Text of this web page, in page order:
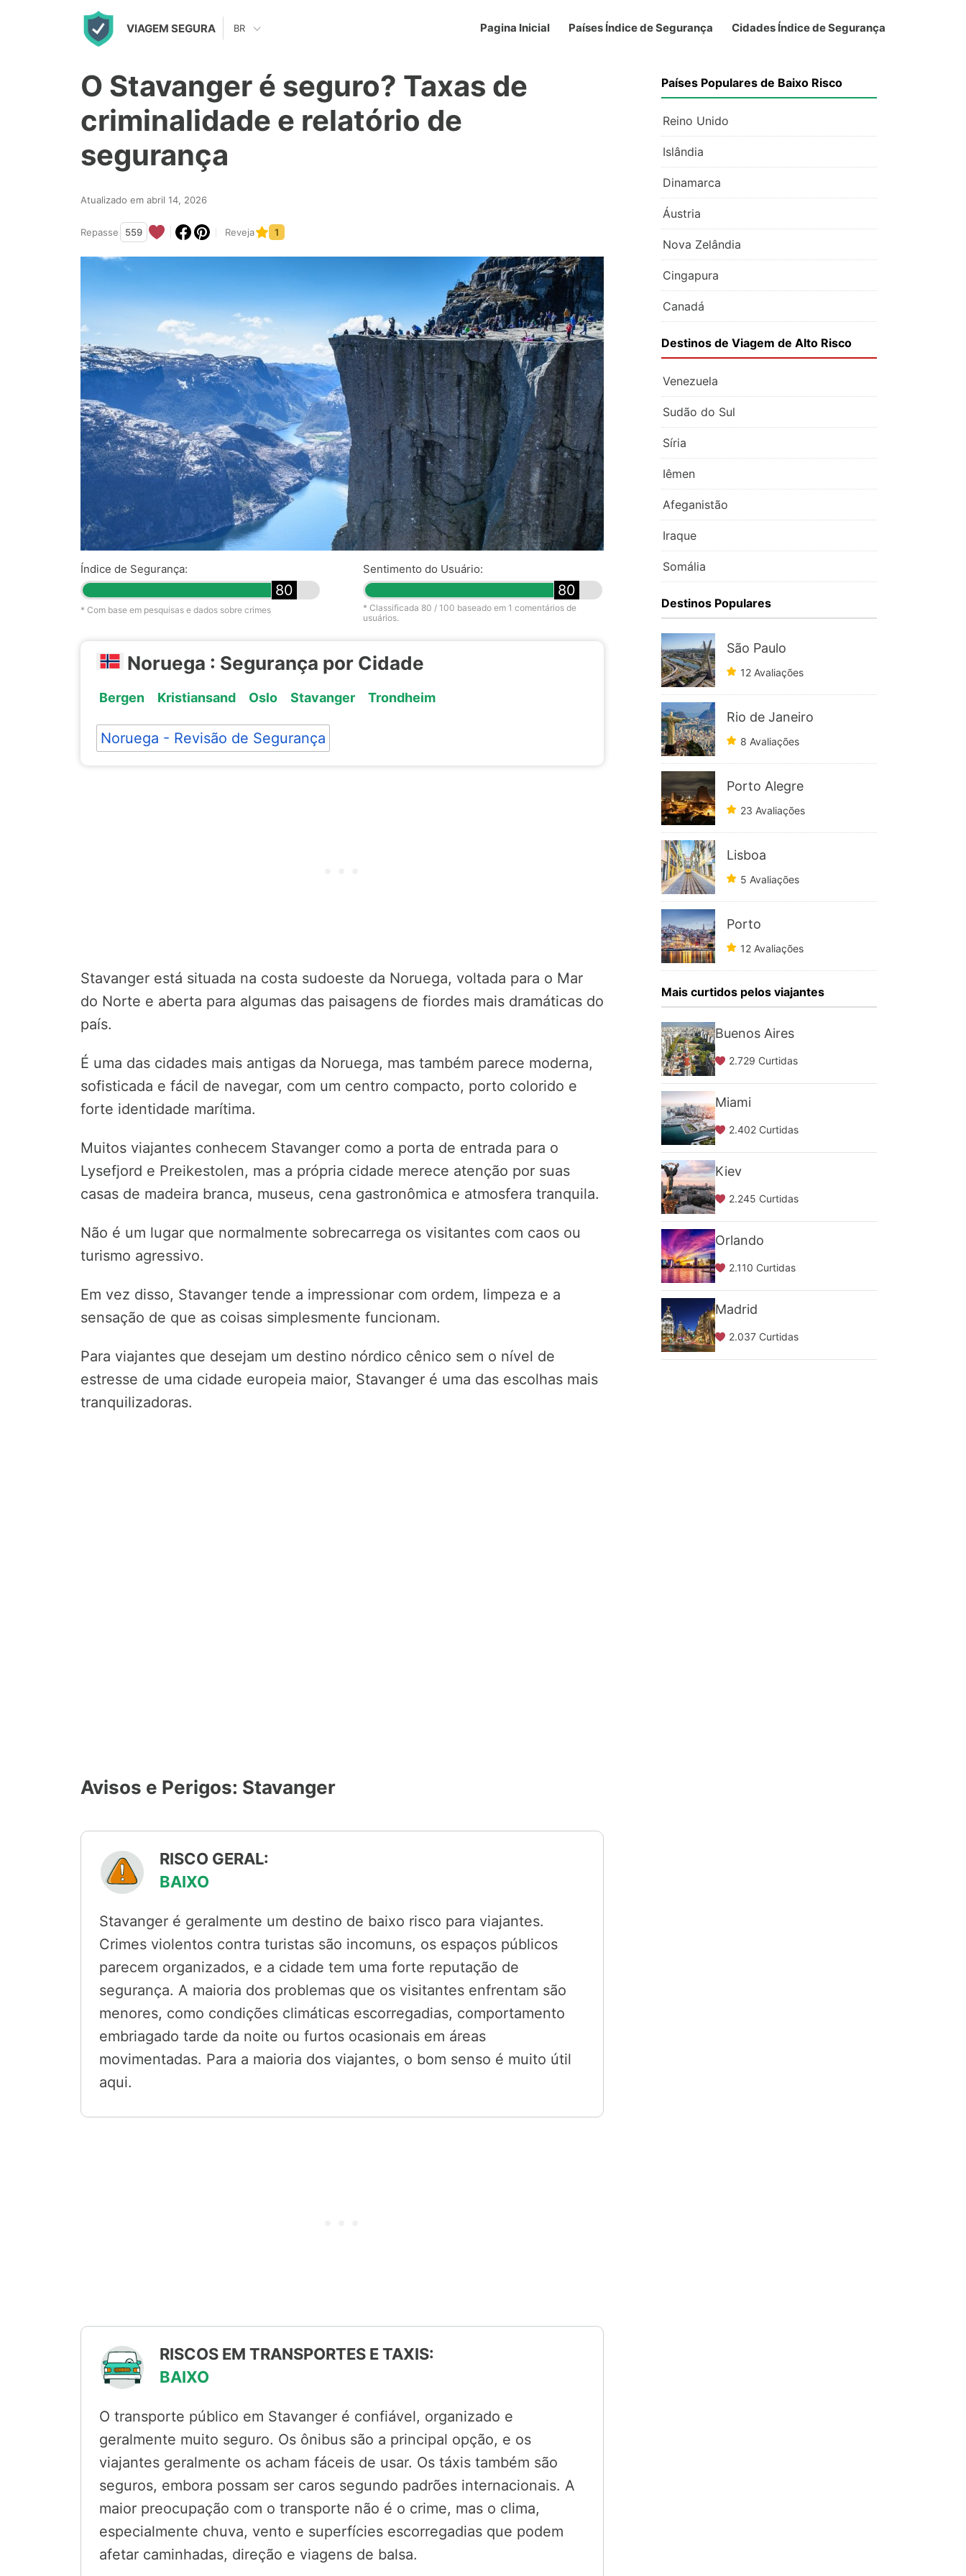
VIAGEM SEGURA Pagina Inicial Países Índice de Segurança Cidades Índice de Segurança
BR
O Stavanger é seguro? Taxas de
criminalidade e relatório de
segurança
Atualizado em abril 14, 2026
Repasse 559 Reveja 1
Índice de Segurança:
80
* Com base em pesquisas e dados sobre crimes
Sentimento do Usuário:
80
* Classificada 80 / 100 baseado em 1 comentários de
usuários.
Noruega : Segurança por Cidade
Bergen Kristiansand Oslo Stavanger Trondheim
Noruega - Revisão de Segurança
Stavanger está situada na costa sudoeste da Noruega, voltada para o Mar
do Norte e aberta para algumas das paisagens de fiordes mais dramáticas do
país.
É uma das cidades mais antigas da Noruega, mas também parece moderna,
sofisticada e fácil de navegar, com um centro compacto, porto colorido e
forte identidade marítima.
Muitos viajantes conhecem Stavanger como a porta de entrada para o
Lysefjord e Preikestolen, mas a própria cidade merece atenção por suas
casas de madeira branca, museus, cena gastronômica e atmosfera tranquila.
Não é um lugar que normalmente sobrecarrega os visitantes com caos ou
turismo agressivo.
Em vez disso, Stavanger tende a impressionar com ordem, limpeza e a
sensação de que as coisas simplesmente funcionam.
Para viajantes que desejam um destino nórdico cênico sem o nível de
estresse de uma cidade europeia maior, Stavanger é uma das escolhas mais
tranquilizadoras.
Avisos e Perigos: Stavanger
RISCO GERAL:
BAIXO
Stavanger é geralmente um destino de baixo risco para viajantes.
Crimes violentos contra turistas são incomuns, os espaços públicos
parecem organizados, e a cidade tem uma forte reputação de
segurança. A maioria dos problemas que os visitantes enfrentam são
menores, como condições climáticas escorregadias, comportamento
embriagado tarde da noite ou furtos ocasionais em áreas
movimentadas. Para a maioria dos viajantes, o bom senso é muito útil
aqui.
RISCOS EM TRANSPORTES E TAXIS:
BAIXO
O transporte público em Stavanger é confiável, organizado e
geralmente muito seguro. Os ônibus são a principal opção, e os
viajantes geralmente os acham fáceis de usar. Os táxis também são
seguros, embora possam ser caros segundo padrões internacionais. A
maior preocupação com o transporte não é o crime, mas o clima,
especialmente chuva, vento e superfícies escorregadias que podem
afetar caminhadas, direção e viagens de balsa.
Países Populares de Baixo Risco
Reino Unido
Islândia
Dinamarca
Áustria
Nova Zelândia
Cingapura
Canadá
Destinos de Viagem de Alto Risco
Venezuela
Sudão do Sul
Síria
Iêmen
Afeganistão
Iraque
Somália
Destinos Populares
São Paulo
12 Avaliações
Rio de Janeiro
8 Avaliações
Porto Alegre
23 Avaliações
Lisboa
5 Avaliações
Porto
12 Avaliações
Mais curtidos pelos viajantes
Buenos Aires
2.729 Curtidas
Miami
2.402 Curtidas
Kiev
2.245 Curtidas
Orlando
2.110 Curtidas
Madrid
2.037 Curtidas